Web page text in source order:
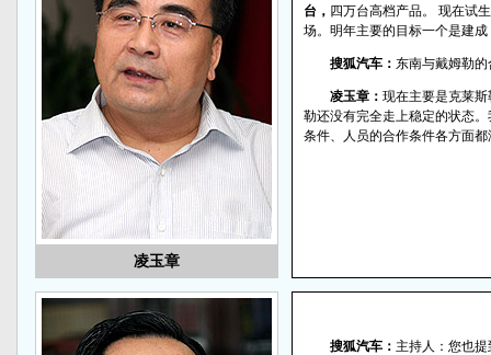
凌玉章
台， 四万台高档产品。 现在试
场。明年主要的目标一个是建
搜狐汽车： 东南与戴姆勒
凌玉章： 现在主要是克莱
勒还没有完全走上稳定的状态
条件、人员的合作条件各方面
搜狐汽车： 主持人：您也